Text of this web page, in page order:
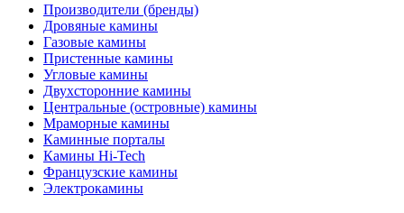
Производители (бренды)
Дровяные камины
Газовые камины
Пристенные камины
Угловые камины
Двухсторонние камины
Центральные (островные) камины
Мраморные камины
Каминные порталы
Камины Hi-Tech
Французские камины
Электрокамины